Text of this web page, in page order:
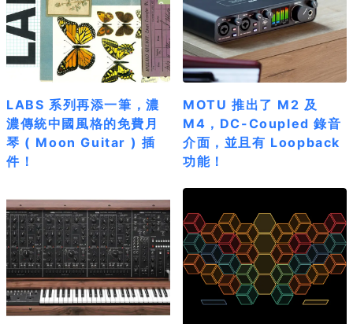
LABS 系列再添一筆，濃
濃傳統中國風格的免費月
琴 ( Moon Guitar ) 插
件！
MOTU 推出了 M2 及
M4，DC-Coupled 錄音
介面，並且有 Loopback
功能！